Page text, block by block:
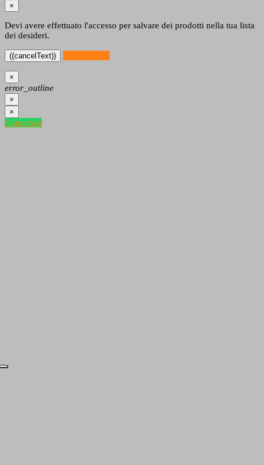
×
Devi avere effettuato l'accesso per salvare dei prodotti nella tua lista
dei desideri.
((cancelText))
×
error_outline
×
×
Contattaci